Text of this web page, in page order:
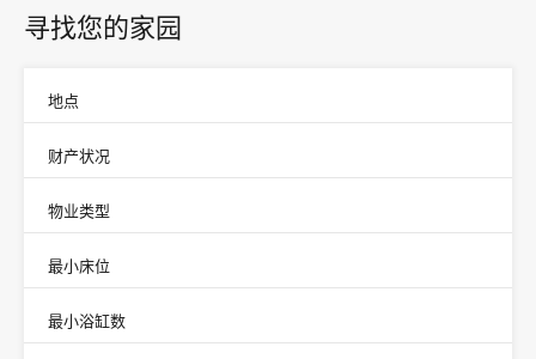
寻找您的家园
地点
财产状况
物业类型
最小床位
最小浴缸数